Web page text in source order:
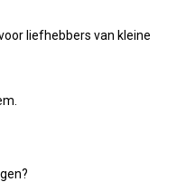
liefhebbers van kleine